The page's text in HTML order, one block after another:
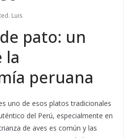
Luis
pato: un
la
peruana
uno de esos platos tradicionales
del Perú, especialmente en
de aves es común y las